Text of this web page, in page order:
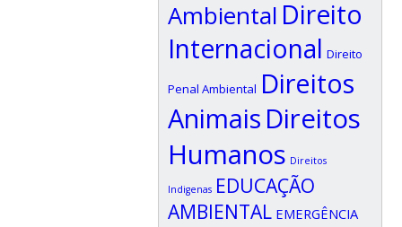
Ambiental Direito
Internacional Direito
Penal Ambiental Direitos
Animais Direitos
Humanos Direitos
Indigenas EDUCAÇÃO
AMBIENTAL EMERGÊNCIA